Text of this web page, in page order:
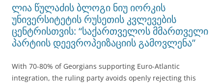
ლია წულაძის ბლოგი ნიუ იორკის
უნივერსიტეტის რუსეთის კვლევების
ცენტრისთვის: “საქართველოს მმართველი
პარტიის დეევროპეიზაციის გამოვლენა”
With 70-80% of Georgians supporting Euro-Atlantic
integration, the ruling party avoids openly rejecting this